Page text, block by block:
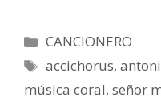
Categorías
CANCIONERO
Etiquetas
accichorus,
música coral, señor